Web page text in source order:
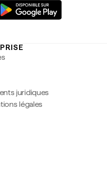
juridiques
légales